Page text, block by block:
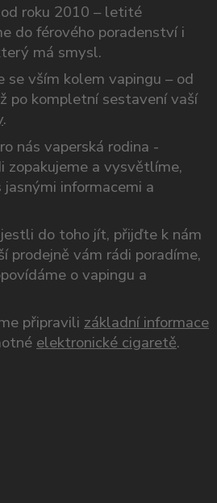
roku 2010 – letité
do férového poradenství i
má smysl.
se vším kolem vapingu – od
po kompletní sestavení vaší
.
nás vaperská rodina -
zopakujeme a vysvětlíme,
informacemi a
do toho jít, přijďte k nám
prodejně vám rádi poradíme,
o vapingu a
připravili základní informace
elektronické cigaretě.